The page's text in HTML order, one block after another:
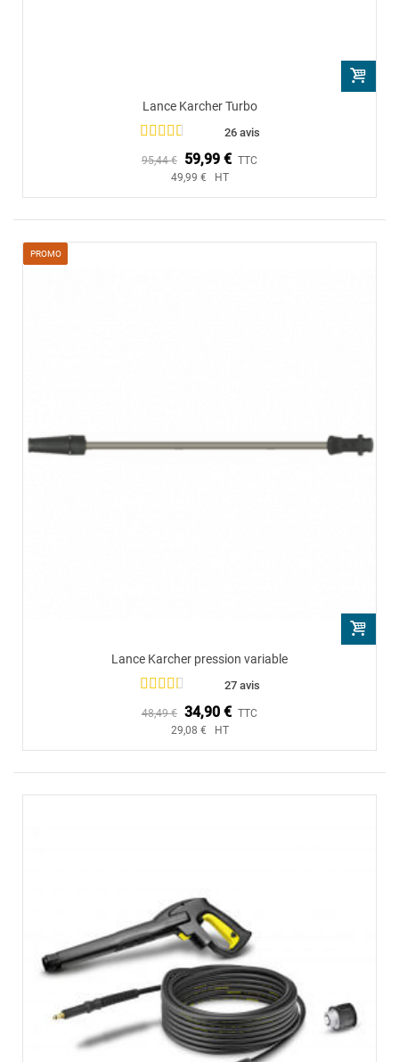
Lance Karcher Turbo
26 avis
95,44 € 59,99 € TTC
49,99 € HT
PROMO
Lance Karcher pression variable
27 avis
48,49 € 34,90 € TTC
29,08 € HT